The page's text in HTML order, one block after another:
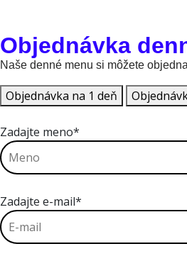
Objednávka
Naše denné menu si môžete
Objednávka na 1 deň
Zadajte meno*
Zadajte e-mail*